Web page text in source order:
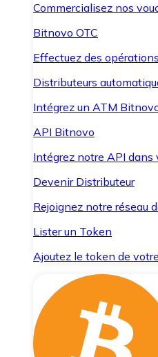
Commercialisez nos
Bitnovo OTC
Effectuez des
Distributeurs
Intégrez un ATM
API Bitnovo
Intégrez notre API dans
Devenir Distributeur
Rejoignez notre réseau
Lister un Token
Ajoutez le token de